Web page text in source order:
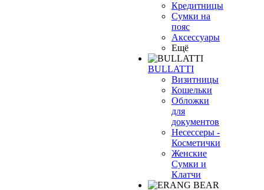
Кредитницы
Сумки на
пояс
Аксессуары
Ещё
BULLATTI
Визитницы
Кошельки
Обложки
для
документов
Несессеры -
Косметички
Женские
Сумки и
Клатчи